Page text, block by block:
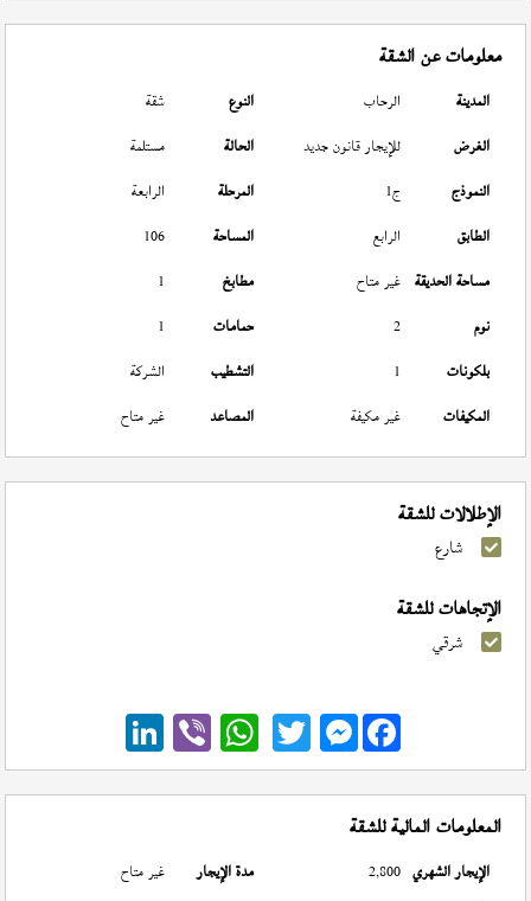
معلومات عن الشقة
المدينة الرحاب النوع
شقة
الغرض
للإيجار قانون جديد الحالة
مستلمة
النموذج
ج1 المرحلة
الرابعة
الطابق
الرابع المساحة
106
مساحة الحديقة غير متاح مطابخ
1
نوم
2 حمامات
1
بلكونات
1 التشطيب
الشركة
المكيفات
غير مكيفة المصاعد غير متاح
الإطلالات للشقة
شارع
الإتجاهات للشقة
شرقي
Messenger
المعلومات المالية للشقة
الإيجار الشهري 2,800 مدة الإيجار
غير متاح